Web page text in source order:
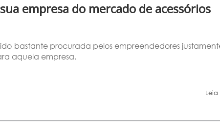
empresa do mercado de acessórios
bastante procurada pelos empreendedores
aquela empresa.